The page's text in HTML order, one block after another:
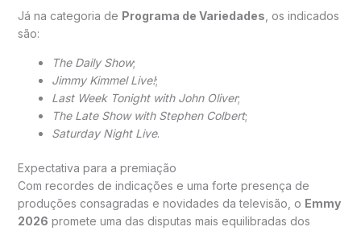
Já na categoria de Programa de Variedades, os indicados
são:
The Daily Show;
Jimmy Kimmel Live!;
Last Week Tonight with John Oliver;
The Late Show with Stephen Colbert;
Saturday Night Live.
Expectativa para a premiação
Com recordes de indicações e uma forte presença de
produções consagradas e novidades da televisão, o Emmy
2026 promete uma das disputas mais equilibradas dos